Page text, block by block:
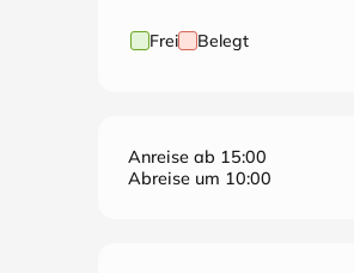
Frei Belegt
Anreise ab 15:00
Abreise um 10:00